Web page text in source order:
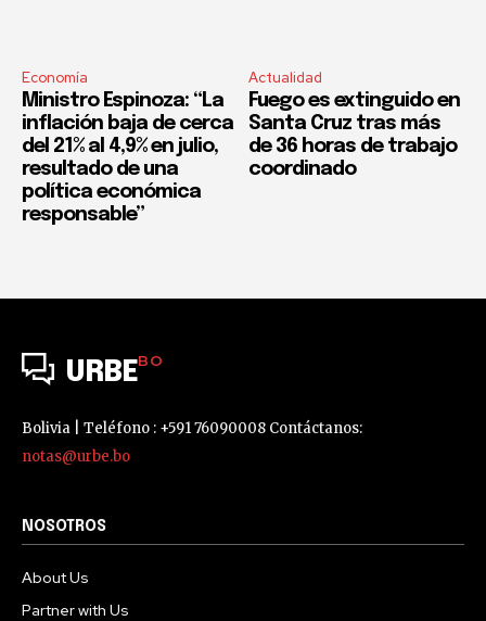
Economía
Ministro Espinoza: “La
inflación baja de cerca
del 21% al 4,9% en julio,
resultado de una
política económica
responsable”
Actualidad
Fuego es extinguido en
Santa Cruz tras más
de 36 horas de trabajo
coordinado
URBEBO
Bolivia | Teléfono : +591 76090008 Contáctanos:
notas@urbe.bo
NOSOTROS
About Us
Partner with Us